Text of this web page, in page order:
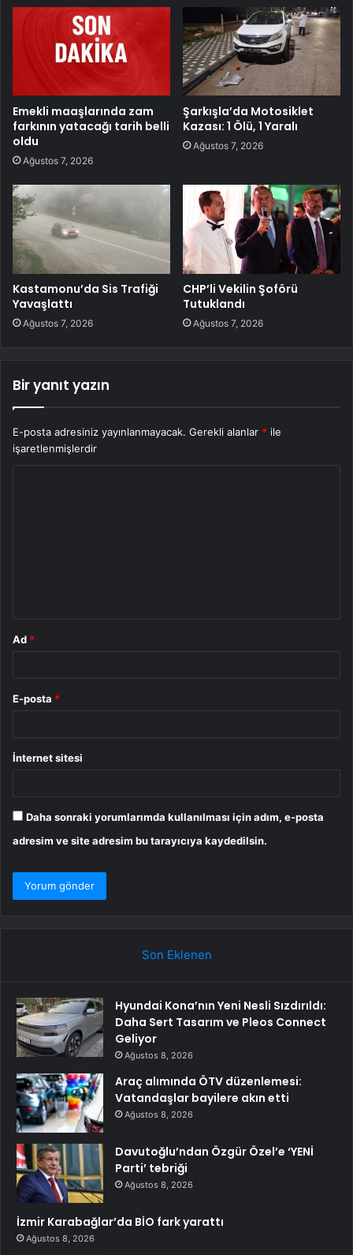
Emekli maaşlarında zam
farkının yatacağı tarih belli
oldu
Ağustos 7, 2026
Şarkışla’da Motosiklet
Kazası: 1 Ölü, 1 Yaralı
Ağustos 7, 2026
Kastamonu’da Sis Trafiği
Yavaşlattı
Ağustos 7, 2026
CHP’li Vekilin Şoförü
Tutuklandı
Ağustos 7, 2026
Bir yanıt yazın
E-posta adresiniz yayınlanmayacak. Gerekli alanlar * ile
işaretlenmişlerdir
Ad *
E-posta *
İnternet sitesi
Daha sonraki yorumlarımda kullanılması için adım, e-posta
adresim ve site adresim bu tarayıcıya kaydedilsin.
Son Eklenen
Hyundai Kona’nın Yeni Nesli Sızdırıldı:
Daha Sert Tasarım ve Pleos Connect
Geliyor
Ağustos 8, 2026
Araç alımında ÖTV düzenlemesi:
Vatandaşlar bayilere akın etti
Ağustos 8, 2026
Davutoğlu’ndan Özgür Özel’e ‘YENİ
Parti’ tebriği
Ağustos 8, 2026
İzmir Karabağlar’da BİO fark yarattı
Ağustos 8, 2026